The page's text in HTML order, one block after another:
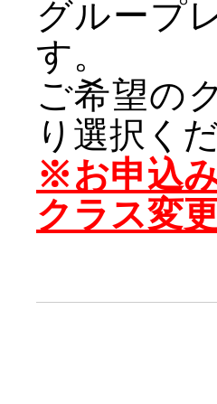
グループ
す。
ご希望の
り選択く
※お申込
クラス変